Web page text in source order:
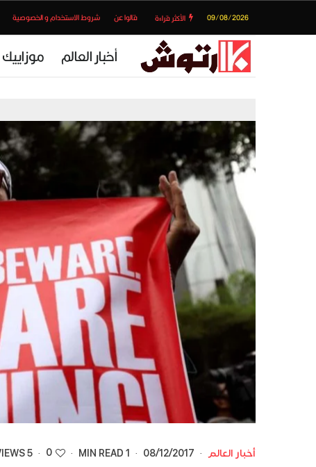
09/08/2026 الأكثر قراءة قالوا عن شروط الاستخدام و الخصوصية
أخبار العالم موزاييك
أخبار العالم ·
08/12/2017
·
1 MIN READ
·
0
·
5 VIEWS